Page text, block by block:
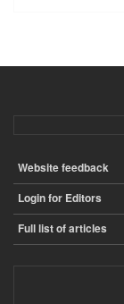
ПОДВАЛ
Website feedback
Login for Editors
Full list of articles